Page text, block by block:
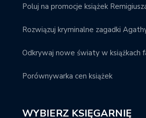
Poluj na promocje książek
Rozwiązuj kryminalne zagadki
Odkrywaj nowe światy w książkach
Porównywarka cen książek
WYBIERZ KSIĘGARNIĘ